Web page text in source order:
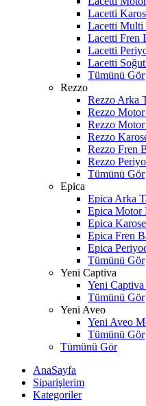
Lacetti
Lacetti Multi
Lacetti Fren
Lacetti
Lacetti
Tümünü Gör
Rezzo
Rezzo Arka
Rezzo Motor
Rezzo Motor
Rezzo
Rezzo Fren
Rezzo
Tümünü Gör
Epica
Epica Arka
Epica Motor
Epica
Epica Fren
Epica
Tümünü Gör
Yeni Captiva
Yeni
Tümünü Gör
Yeni Aveo
Yeni Aveo
Tümünü Gör
Tümünü Gör
AnaSayfa
Siparişlerim
Kategoriler